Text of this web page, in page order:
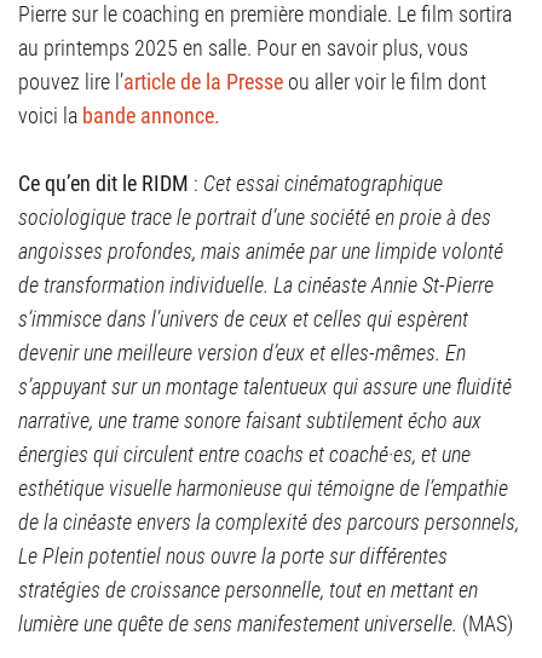
Pierre sur le coaching en première mondiale. Le film sortira
au printemps 2025 en salle. Pour en savoir plus, vous
pouvez lire l’article de la Presse ou aller voir le film dont
voici la bande annonce.
Ce qu’en dit le RIDM : Cet essai cinématographique
sociologique trace le portrait d’une société en proie à des
angoisses profondes, mais animée par une limpide volonté
de transformation individuelle. La cinéaste Annie St-Pierre
s’immisce dans l’univers de ceux et celles qui espèrent
devenir une meilleure version d’eux et elles-mêmes. En
s’appuyant sur un montage talentueux qui assure une fluidité
narrative, une trame sonore faisant subtilement écho aux
énergies qui circulent entre coachs et coaché·es, et une
esthétique visuelle harmonieuse qui témoigne de l’empathie
de la cinéaste envers la complexité des parcours personnels,
Le Plein potentiel nous ouvre la porte sur différentes
stratégies de croissance personnelle, tout en mettant en
lumière une quête de sens manifestement universelle. (MAS)